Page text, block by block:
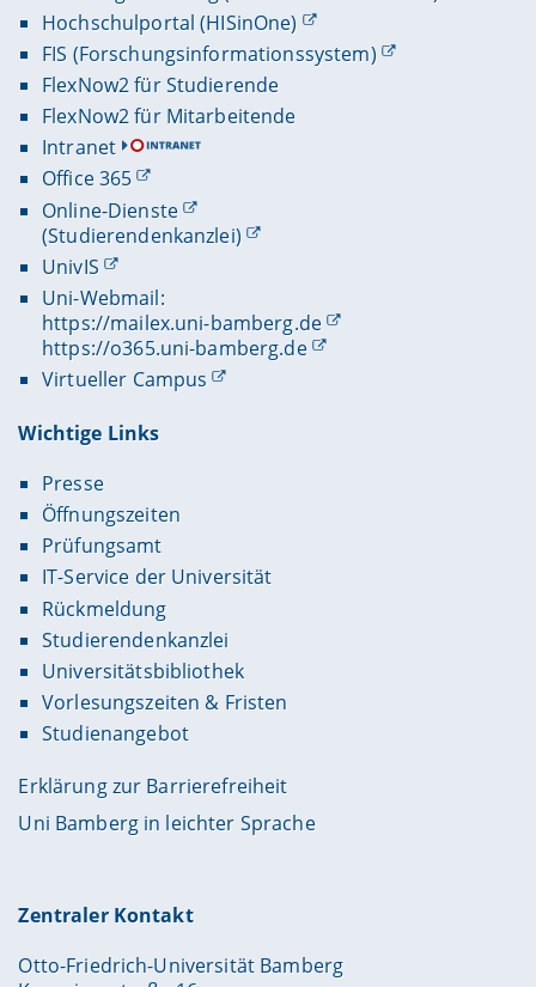
Hochschulportal (HISinOne)
FIS (Forschungsinformationssystem)
FlexNow2 für Studierende
FlexNow2 für Mitarbeitende
Intranet
Office 365
Online-Dienste
(Studierendenkanzlei)
UnivIS
Uni-Webmail:
https://mailex.uni-bamberg.de
https://o365.uni-bamberg.de
Virtueller Campus
Wichtige Links
Presse
Öffnungszeiten
Prüfungsamt
IT-Service der Universität
Rückmeldung
Studierendenkanzlei
Universitätsbibliothek
Vorlesungszeiten & Fristen
Studienangebot
Erklärung zur Barrierefreiheit
Uni Bamberg in leichter Sprache
Zentraler Kontakt
Otto-Friedrich-Universität Bamberg